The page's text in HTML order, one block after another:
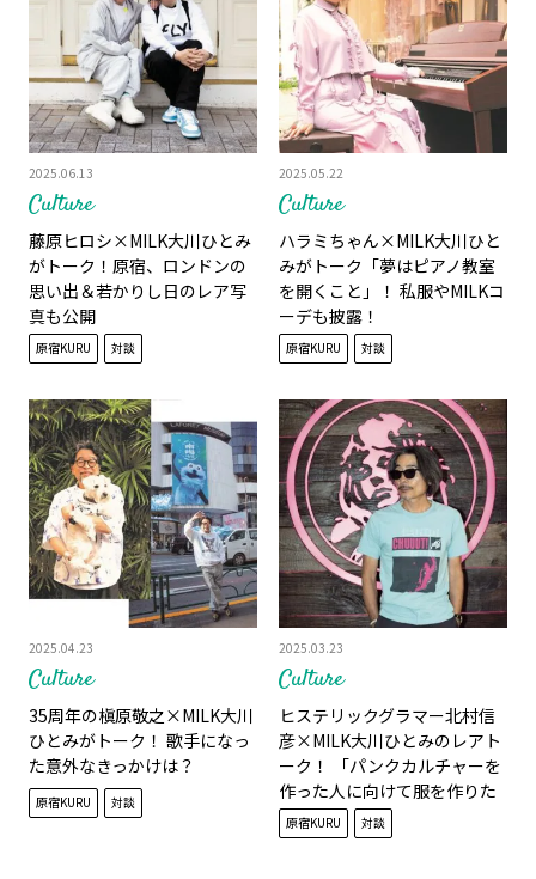
Culture
2025.06.13
藤原ヒロシ×MILK大川ひとみ
がトーク！原宿、ロンドンの
思い出＆若かりし日のレア写
真も公開
原宿KURU 対談
Culture
2025.05.22
ハラミちゃん×MILK大川ひと
みがトーク「夢はピアノ教室
を開くこと」！ 私服やMILKコ
ーデも披露！
原宿KURU 対談
Culture
2025.04.23
35周年の槇原敬之×MILK大川
ひとみがトーク！ 歌手になっ
た意外なきっかけは？
原宿KURU 対談
Culture
2025.03.23
ヒステリックグラマー北村信
彦×MILK大川ひとみのレアト
ーク！ 「パンクカルチャーを
作った人に向けて服を作りた
い」
原宿KURU 対談